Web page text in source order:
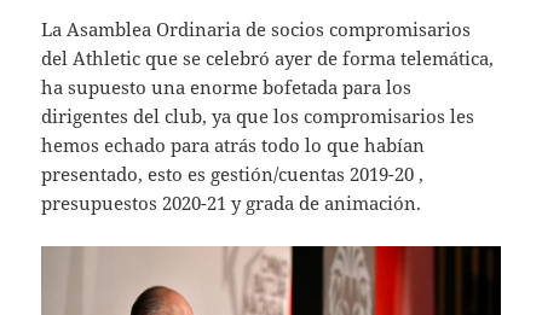
La Asamblea Ordinaria de socios compromisarios
del Athletic que se celebró ayer de forma telemática,
ha supuesto una enorme bofetada para los
dirigentes del club, ya que los compromisarios les
hemos echado para atrás todo lo que habían
presentado, esto es gestión/cuentas 2019-20 ,
presupuestos 2020-21 y grada de animación.